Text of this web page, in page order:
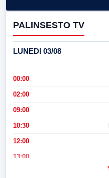
PALINSESTO TV
LUNEDI 03/08
00:00
02:00
09:00
10:30
12:00
13:00